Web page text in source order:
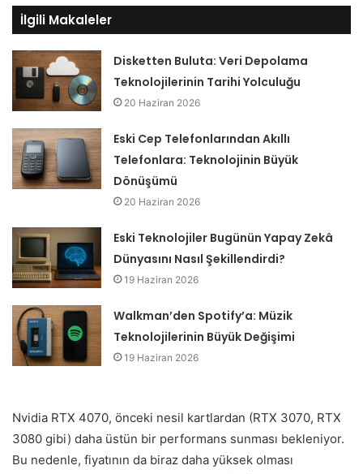
İlgili Makaleler
Disketten Buluta: Veri Depolama
Teknolojilerinin Tarihi Yolculuğu
20 Haziran 2026
Eski Cep Telefonlarından Akıllı
Telefonlara: Teknolojinin Büyük
Dönüşümü
20 Haziran 2026
Eski Teknolojiler Bugünün Yapay Zekâ
Dünyasını Nasıl Şekillendirdi?
19 Haziran 2026
Walkman’den Spotify’a: Müzik
Teknolojilerinin Büyük Değişimi
19 Haziran 2026
Nvidia RTX 4070, önceki nesil kartlardan (RTX 3070, RTX
3080 gibi) daha üstün bir performans sunması bekleniyor.
Bu nedenle, fiyatının da biraz daha yüksek olması